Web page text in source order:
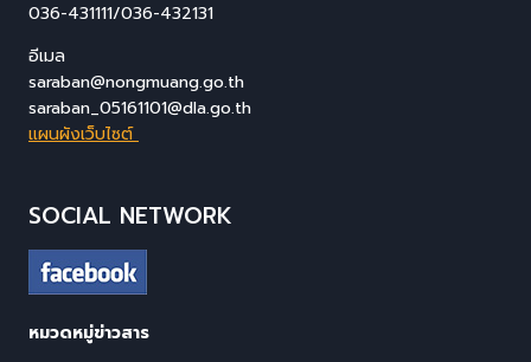
036-431111/036-432131
อีเมล
saraban@nongmuang.go.th
saraban_05161101@dla.go.th
แผนผังเว็บไซต์
SOCIAL NETWORK
หมวดหมู่ข่าวสาร